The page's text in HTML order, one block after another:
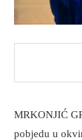
MRKONJIĆ
pobjedu u